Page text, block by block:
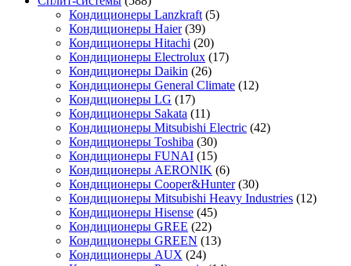
Кондиционеры Lanzkraft (5)
Кондиционеры Haier (39)
Кондиционеры Hitachi (20)
Кондиционеры Electrolux (17)
Кондиционеры Daikin (26)
Кондиционеры General Climate (12)
Кондиционеры LG (17)
Кондиционеры Sakata (11)
Кондиционеры Mitsubishi Electric (42)
Кондиционеры Toshiba (30)
Кондиционеры FUNAI (15)
Кондиционеры AERONIK (6)
Кондиционеры Cooper&Hunter (30)
Кондиционеры Mitsubishi Heavy Industries (12)
Кондиционеры Hisense (45)
Кондиционеры GREE (22)
Кондиционеры GREEN (13)
Кондиционеры AUX (24)